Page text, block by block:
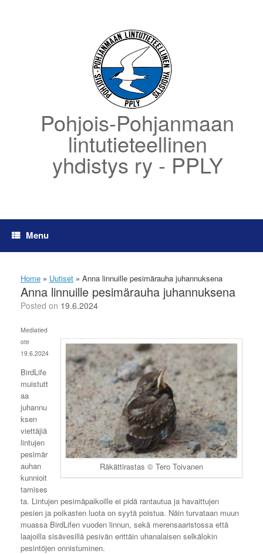
Pohjois-Pohjanmaan
lintutieteellinen
yhdistys ry - PPLY
Menu
Home » Uutiset » Anna linnuille pesimärauha juhannuksena
Anna linnuille pesimärauha juhannuksena
Posted on 19.6.2024
Räkättirastas © Tero Toivanen
Mediatied
ote
19.6.2024
BirdLife
muistutt
aa
juhannu
ksen
viettäjiä
lintujen
pesimär
auhan
kunnioit
tamises
ta. Lintujen pesimäpaikoille ei pidä rantautua ja havaittujen
pesien ja poikasten luota on syytä poistua. Näin turvataan muun
muassa BirdLifen vuoden linnun, sekä merensaaristossa että
laajoilla sisävesillä pesivän erittäin uhanalaisen selkälokin
pesintöjen onnistuminen.